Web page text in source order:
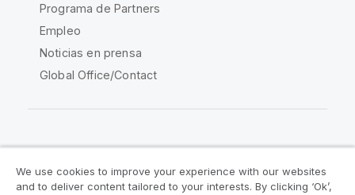
Programa de Partners
Empleo
Noticias en prensa
Global Office/Contact
We use cookies to improve your experience with our websites
and to deliver content tailored to your interests. By clicking ‘Ok’,